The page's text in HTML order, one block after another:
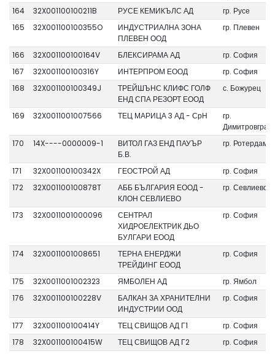
164
32X001100100211B РУСЕ КЕМИКЪЛС АД
гр. Русе
165
32X001100100355O
ИНДУСТРИАЛНА ЗОНА
ПЛЕВЕН ООД
гр. Плевен
166 32X001100100164V БЛЕКСИРАМА АД
гр. София
167
32X001100100316Y ИНТЕРПРОМ ЕООД
гр. София
168
32X001100100349J
ТРЕЙШЪНС КЛИФС ГОЛФ
ЕНД СПА РЕЗОРТ ЕООД
с. Божурец
169 32X0011001007566 ТЕЦ МАРИЦА 3 АД - СрН
гр.
Димитровград
170
14X----0000009-1
ВИТОЛ ГАЗ ЕНД ПАУЪР
Б.В.
гр. Ротердам
171 32X001100100342X ГЕОСТРОЙ АД
гр. София
172
32X001100100878T
АББ БЪЛГАРИЯ ЕООД -
КЛОН СЕВЛИЕВО
гр. Севлиево
173 32X0011001000096
СЕНТРАЛ
ХИДРОЕЛЕКТРИК ДЬО
БУЛГАРИ ЕООД
гр. София
174 32X0011001008651
ТЕРНА ЕНЕРДЖИ
ТРЕЙДИНГ ЕООД
гр. София
175 32X0011001002323 ЯМБОЛЕН АД
гр. Ямбол
176
32X001100100228V
БАЛКАН ЗА ХРАНИТЕЛНИ
ИНДУСТРИИ ООД
гр. София
177 32X001100100414Y ТЕЦ СВИЩОВ АД Г1
гр. София
178
32X001100100415W ТЕЦ СВИЩОВ АД Г2
гр. София